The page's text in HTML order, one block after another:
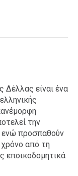
είναι ένα
την
ενώ προσπαθούν
από τη
εποικοδομητικά